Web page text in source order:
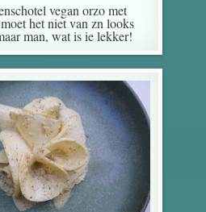
vegan orzo met
het niet van zn looks
man, wat is ie lekker!